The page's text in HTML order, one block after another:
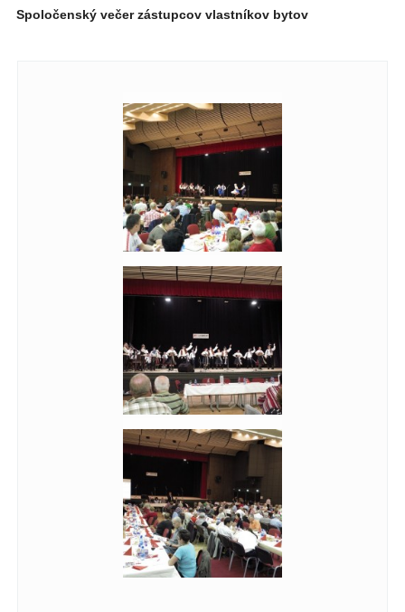
Spoločenský večer zástupcov vlastníkov bytov